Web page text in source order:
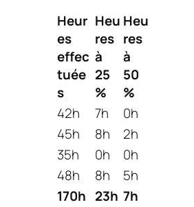
Heur
es
effec
tuée
s
Heu
res
à
25
%
Heu
res
à
50
%
42h 7h
0h
45h 8h
2h
35h 0h
0h
48h 8h
5h
170h 23h 7h